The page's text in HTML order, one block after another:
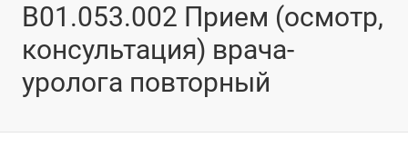
В01.053.002 Прием (осмотр,
консультация) врача-
уролога повторный